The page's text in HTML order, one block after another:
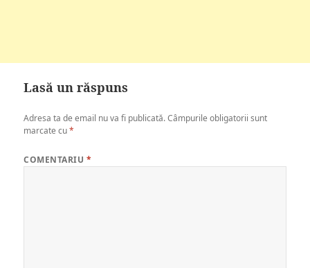
Lasă un răspuns
Adresa ta de email nu va fi publicată. Câmpurile obligatorii sunt
marcate cu*
COMENTARIU *